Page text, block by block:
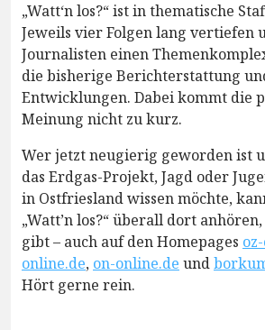
„Watt‘n los?“ ist in thematische
Jeweils vier Folgen lang vertiefen
Journalisten einen
die bisherige Berichterstattung
Entwicklungen. Dabei kommt die
Meinung nicht zu kurz.
Wer jetzt neugierig geworden ist
das Erdgas-Projekt, Jagd oder
in Ostfriesland wissen möchte,
„Watt’n los?“ überall dort anhören,
gibt – auch auf den Homepages
online.de, on-online.de und
Hört gerne rein.